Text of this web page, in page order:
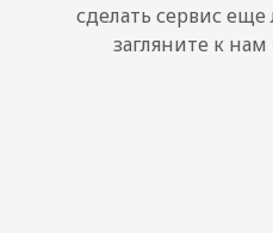
сделать сервис
загляните к